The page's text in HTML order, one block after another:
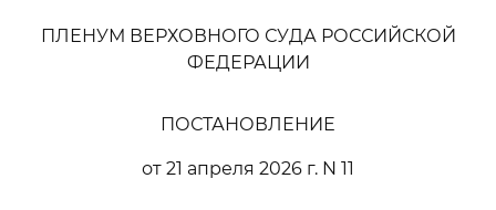
ПЛЕНУМ ВЕРХОВНОГО СУДА РОССИЙСКОЙ
ФЕДЕРАЦИИ
ПОСТАНОВЛЕНИЕ
от 21 апреля 2026 г. N 11